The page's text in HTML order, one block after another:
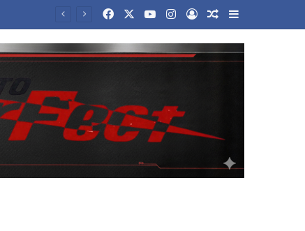
FacebookYouTubeInstagram
Log InRandom Article
Sidebar